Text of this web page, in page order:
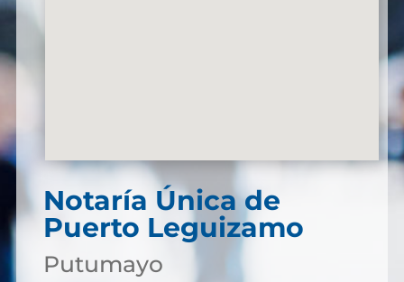
Notaría Única de
Puerto Leguizamo
Putumayo